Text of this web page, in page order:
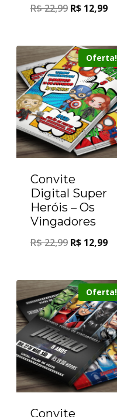
R$22,99 R$ 12,99
Oferta!
Convite
Digital Super
Heróis – Os
Vingadores
R$22,99 R$ 12,99
Oferta!
Convite